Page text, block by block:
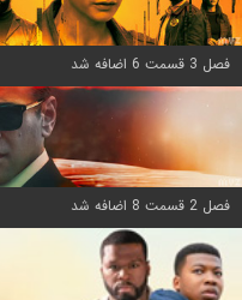
فصل 3 قسمت 6 اضافه شد
فصل 2 قسمت 8 اضافه شد